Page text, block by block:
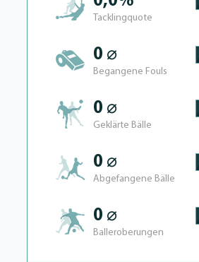
Tacklingquote
0 ⌀
Begangene Fouls
0 ⌀
Geklärte Bälle
0 ⌀
Abgefangene Bälle
0 ⌀
Balleroberungen